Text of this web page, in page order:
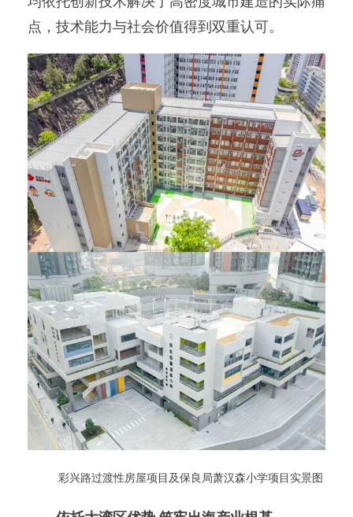
点，技术能力与社会价值得到双重认可。
彩兴路过渡性房屋项目及保良局萧汉森小学项目实景图